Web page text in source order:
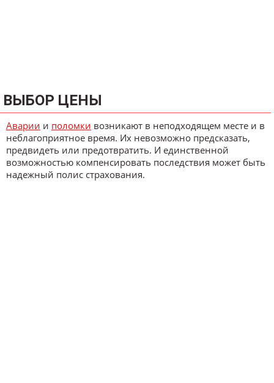
ВЫБОР ЦЕНЫ
Аварии и поломки возникают в неподходящем месте и в
неблагоприятное время. Их невозможно предсказать,
предвидеть или предотвратить. И единственной
возможностью компенсировать последствия может быть
надежный полис страхования.